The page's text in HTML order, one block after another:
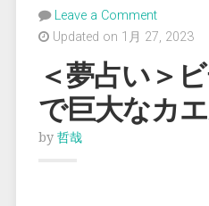
Leave a Comment
Updated on 1月 27, 2023
＜夢占い＞
で巨大なカ
by 哲哉